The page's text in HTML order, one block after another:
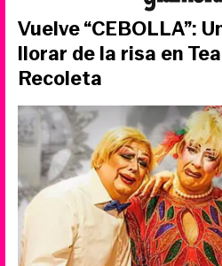
Vuelve “CEBOLLA”:
llorar de la risa en
Recoleta